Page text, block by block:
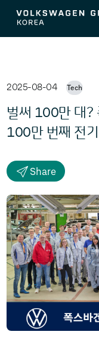
2025-08-04 Tech
벌써 100만 대?
100만 번째 전
Share